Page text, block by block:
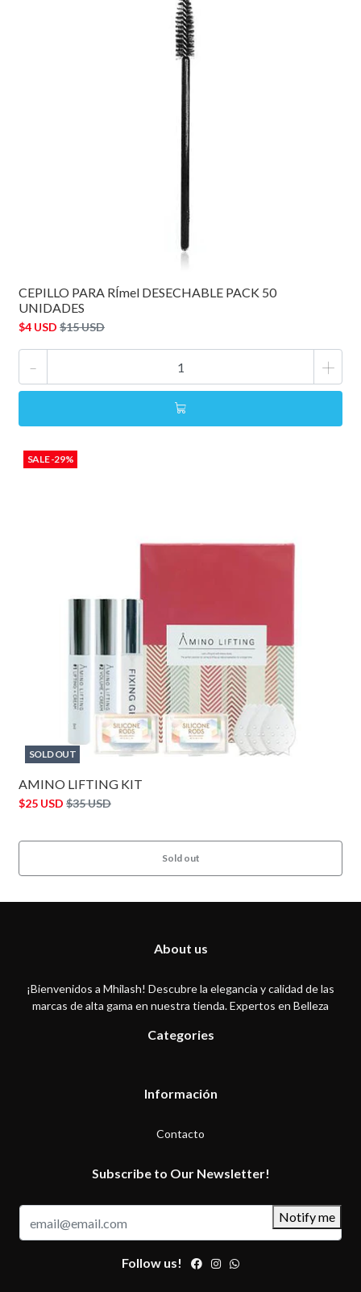
CEPILLO PARA RÍmel DESECHABLE PACK 50
UNIDADES
$4 USD $15 USD
- +
SALE -29%
SOLD OUT
AMINO LIFTING KIT
$25 USD $35 USD
Sold out
About us
¡Bienvenidos a Mhilash! Descubre la elegancia y calidad de las
marcas de alta gama en nuestra tienda. Expertos en Belleza
Categories
Información
Contacto
Subscribe to Our Newsletter!
Notify me
Follow us!